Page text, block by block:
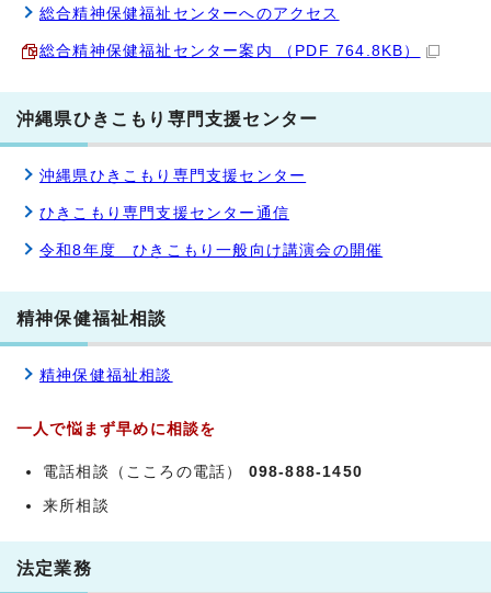
総合精神保健福祉センターへのアクセス
総合精神保健福祉センター案内 （PDF 764.8KB）
沖縄県ひきこもり専門支援センター
沖縄県ひきこもり専門支援センター
ひきこもり専門支援センター通信
令和8年度 ひきこもり一般向け講演会の開催
精神保健福祉相談
精神保健福祉相談
一人で悩まず早めに相談を
電話相談（こころの電話） 098-888-1450
来所相談
法定業務